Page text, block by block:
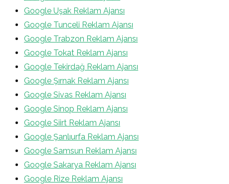
Google Uşak Reklam Ajansı
Google Tunceli Reklam Ajansı
Google Trabzon Reklam Ajansı
Google Tokat Reklam Ajansı
Google Tekirdağ Reklam Ajansı
Google Şırnak Reklam Ajansı
Google Sivas Reklam Ajansı
Google Sinop Reklam Ajansı
Google Siirt Reklam Ajansı
Google Şanlıurfa Reklam Ajansı
Google Samsun Reklam Ajansı
Google Sakarya Reklam Ajansı
Google Rize Reklam Ajansı